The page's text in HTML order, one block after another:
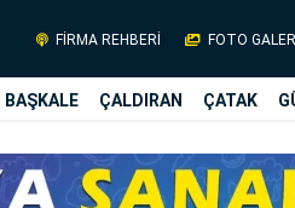
FİRMA REHBERİ FOTO
BAŞKALE ÇALDIRAN ÇATAK